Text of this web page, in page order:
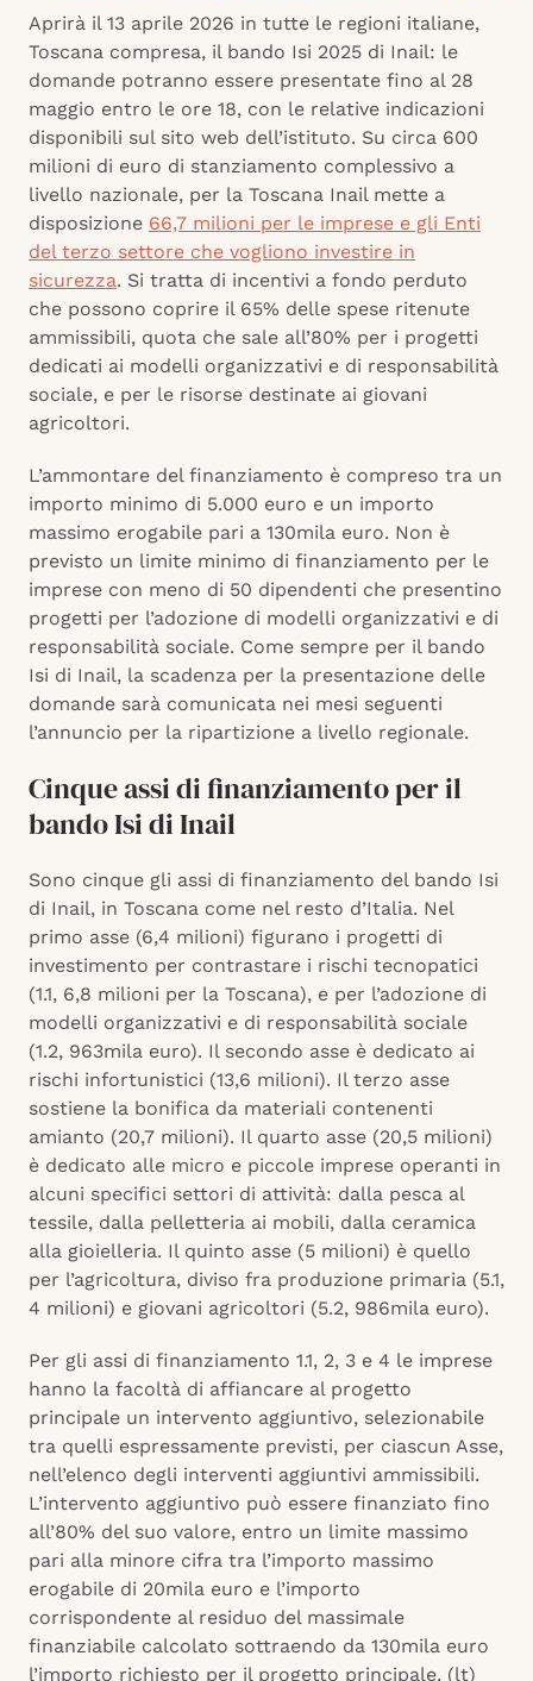
Aprirà il 13 aprile 2026 in tutte le regioni italiane,
Toscana compresa, il bando Isi 2025 di Inail: le
domande potranno essere presentate fino al 28
maggio entro le ore 18, con le relative indicazioni
disponibili sul sito web dell’istituto. Su circa 600
milioni di euro di stanziamento complessivo a
livello nazionale, per la Toscana Inail mette a
disposizione 66,7 milioni per le imprese e gli Enti
del terzo settore che vogliono investire in
sicurezza. Si tratta di incentivi a fondo perduto
che possono coprire il 65% delle spese ritenute
ammissibili, quota che sale all’80% per i progetti
dedicati ai modelli organizzativi e di responsabilità
sociale, e per le risorse destinate ai giovani
agricoltori.
L’ammontare del finanziamento è compreso tra un
importo minimo di 5.000 euro e un importo
massimo erogabile pari a 130mila euro. Non è
previsto un limite minimo di finanziamento per le
imprese con meno di 50 dipendenti che presentino
progetti per l’adozione di modelli organizzativi e di
responsabilità sociale. Come sempre per il bando
Isi di Inail, la scadenza per la presentazione delle
domande sarà comunicata nei mesi seguenti
l’annuncio per la ripartizione a livello regionale.
Cinque assi di finanziamento per il
bando Isi di Inail
Sono cinque gli assi di finanziamento del bando Isi
di Inail, in Toscana come nel resto d’Italia. Nel
primo asse (6,4 milioni) figurano i progetti di
investimento per contrastare i rischi tecnopatici
(1.1, 6,8 milioni per la Toscana), e per l’adozione di
modelli organizzativi e di responsabilità sociale
(1.2, 963mila euro). Il secondo asse è dedicato ai
rischi infortunistici (13,6 milioni). Il terzo asse
sostiene la bonifica da materiali contenenti
amianto (20,7 milioni). Il quarto asse (20,5 milioni)
è dedicato alle micro e piccole imprese operanti in
alcuni specifici settori di attività: dalla pesca al
tessile, dalla pelletteria ai mobili, dalla ceramica
alla gioielleria. Il quinto asse (5 milioni) è quello
per l’agricoltura, diviso fra produzione primaria (5.1,
4 milioni) e giovani agricoltori (5.2, 986mila euro).
Per gli assi di finanziamento 1.1, 2, 3 e 4 le imprese
hanno la facoltà di affiancare al progetto
principale un intervento aggiuntivo, selezionabile
tra quelli espressamente previsti, per ciascun Asse,
nell’elenco degli interventi aggiuntivi ammissibili.
L’intervento aggiuntivo può essere finanziato fino
all’80% del suo valore, entro un limite massimo
pari alla minore cifra tra l’importo massimo
erogabile di 20mila euro e l’importo
corrispondente al residuo del massimale
finanziabile calcolato sottraendo da 130mila euro
l’importo richiesto per il progetto principale. (lt)